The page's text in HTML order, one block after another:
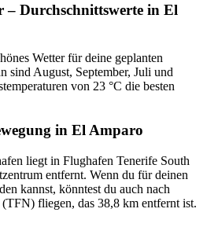
– Durchschnittswerte in El
Wetter für deine geplanten
sind August, September, Juli und
von 23 °C die besten
in El Amparo
liegt in Flughafen Tenerife South
entfernt. Wenn du für deinen
kannst, könntest du auch nach
fliegen, das 38,8 km entfernt ist.